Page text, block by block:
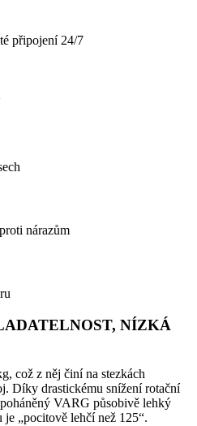
připojení 24/7
nárazům
NÍZKÁ
což z něj činí na stezkách
Díky drastickému snížení rotační
VARG působivě lehký
je „pocitově lehčí než 125“.